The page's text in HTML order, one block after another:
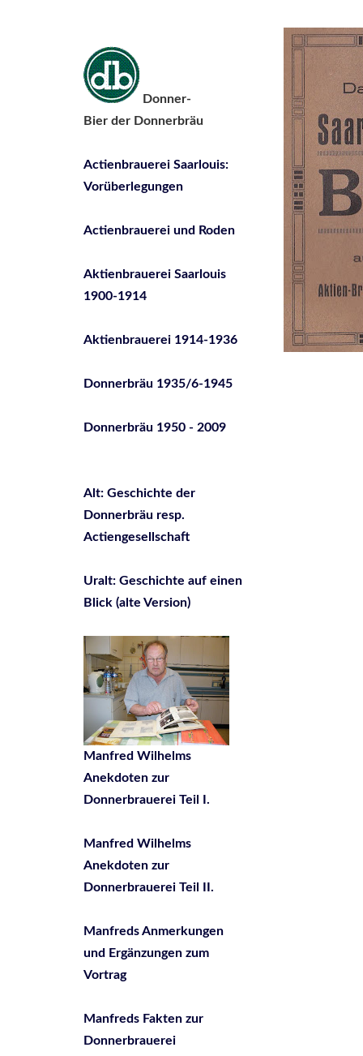
Donner-
Bier der Donnerbräu
Actienbrauerei Saarlouis:
Vorüberlegungen
Actienbrauerei und Roden
Aktienbrauerei Saarlouis
1900-1914
Aktienbrauerei 1914-1936
Donnerbräu 1935/6-1945
Donnerbräu 1950 - 2009
Alt: Geschichte der
Donnerbräu resp.
Actiengesellschaft
Uralt: Geschichte auf einen
Blick (alte Version)
Manfred Wilhelms
Anekdoten zur
Donnerbrauerei Teil I.
Manfred Wilhelms
Anekdoten zur
Donnerbrauerei Teil II.
Manfreds Anmerkungen
und Ergänzungen zum
Vortrag
Manfreds Fakten zur
Donnerbrauerei